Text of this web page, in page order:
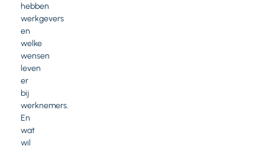
hebben
werkgevers
en
welke
wensen
leven
er
bij
werknemers.
En
wat
wil